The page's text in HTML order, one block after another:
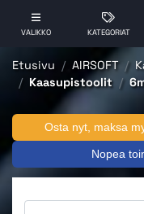
VALIKKO KATEGORIAT
Etusivu AIRSOFT
Kaasupistoolit
Osta nyt, maksa
Nopea